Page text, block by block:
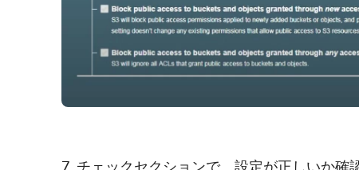
7. チェックセクションで、設定が正しいか確